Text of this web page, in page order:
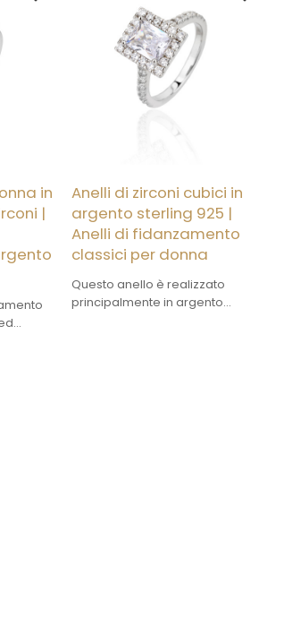
in
|
Anelli di zirconi cubici in
argento sterling 925 |
Anelli di fidanzamento
classici per donna
Questo anello è realizzato
principalmente in argento